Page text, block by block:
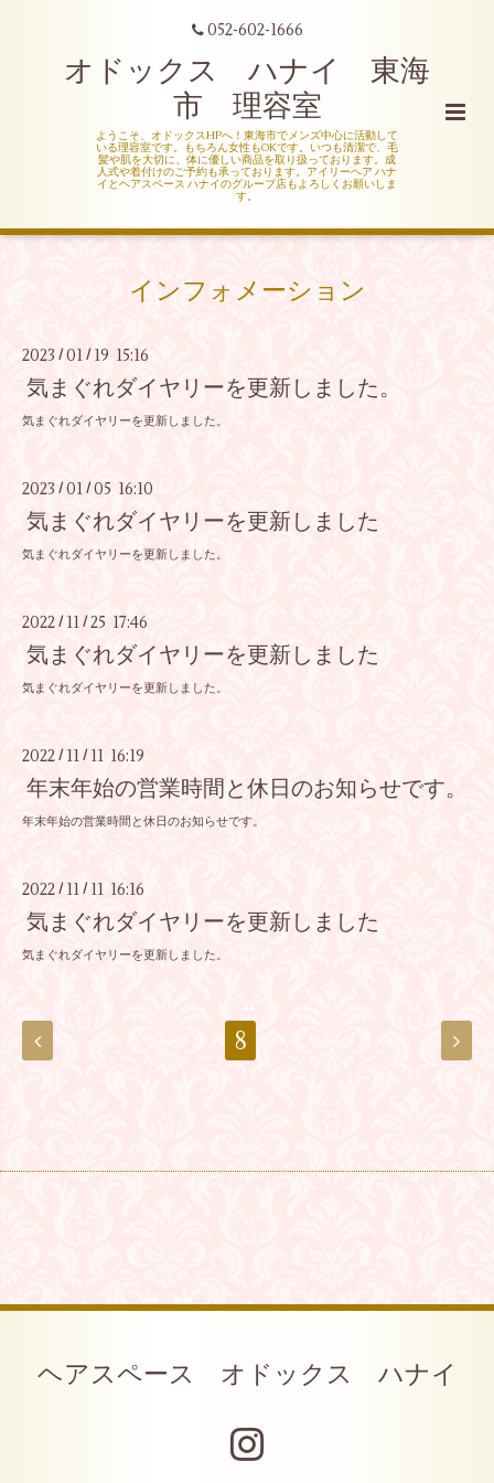
052-602-1666
オドックス ハナイ 東海
市 理容室
ようこそ、オドックスHPへ！東海市でメンズ中心に活動して
いる理容室です。もちろん女性もOKです。いつも清潔で、毛
髪や肌を大切に、体に優しい商品を取り扱っております。成
人式や着付けのご予約も承っております。アイリーヘア ハナ
イとヘアスペース ハナイのグループ店もよろしくお願いしま
す。
インフォメーション
2023 / 01 / 19 15:16
気まぐれダイヤリーを更新しました。
気まぐれダイヤリーを更新しました。
2023 /01 / 05 16:10
気まぐれダイヤリーを更新しました
気まぐれダイヤリーを更新しました。
2022 / 11 /25 17:46
気まぐれダイヤリーを更新しました
気まぐれダイヤリーを更新しました。
2022 / 11 / 11 16:19
年末年始の営業時間と休日のお知らせです。
年末年始の営業時間と休日のお知らせです。
2022 / 11 / 11 16:16
気まぐれダイヤリーを更新しました
気まぐれダイヤリーを更新しました。
8
ヘアスペース オドックス ハナイ